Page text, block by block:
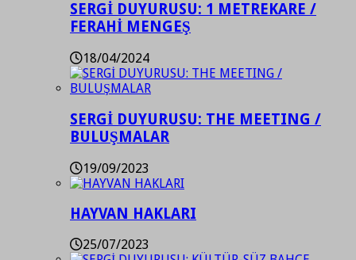
SERGİ DUYURUSU: 1 METREKARE /
FERAHİ MENGEŞ
18/04/2024
SERGİ DUYURUSU: THE MEETING /
BULUŞMALAR
19/09/2023
HAYVAN HAKLARI
25/07/2023